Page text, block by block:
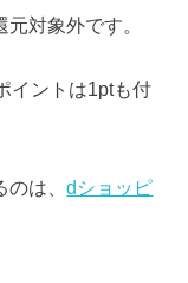
対象外です。
イントは1ptも付
のは、dショッピ